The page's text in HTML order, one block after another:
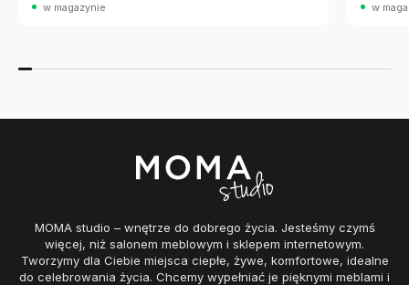
w magazynie w
MOMA studio – wnętrze do dobrego życia. Jesteśmy czymś
więcej, niż salonem meblowym i sklepem internetowym.
Tworzymy dla Ciebie miejsca ciepłe, żywe, komfortowe, idealne
do celebrowania życia. Chcemy wypełniać je pięknymi meblami i